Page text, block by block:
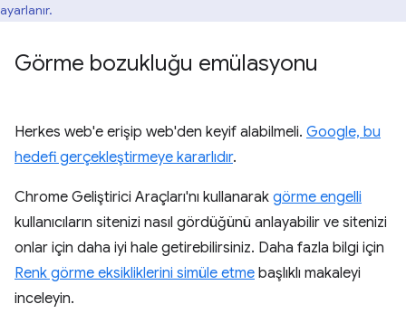
ayarlanır.
Görme bozukluğu emülasyonu
Herkes web'e erişip web'den keyif alabilmeli. Google, bu
hedefi gerçekleştirmeye kararlıdır.
Chrome Geliştirici Araçları'nı kullanarak görme engelli
kullanıcıların sitenizi nasıl gördüğünü anlayabilir ve sitenizi
onlar için daha iyi hale getirebilirsiniz. Daha fazla bilgi için
Renk görme eksikliklerini simüle etme başlıklı makaleyi
inceleyin.